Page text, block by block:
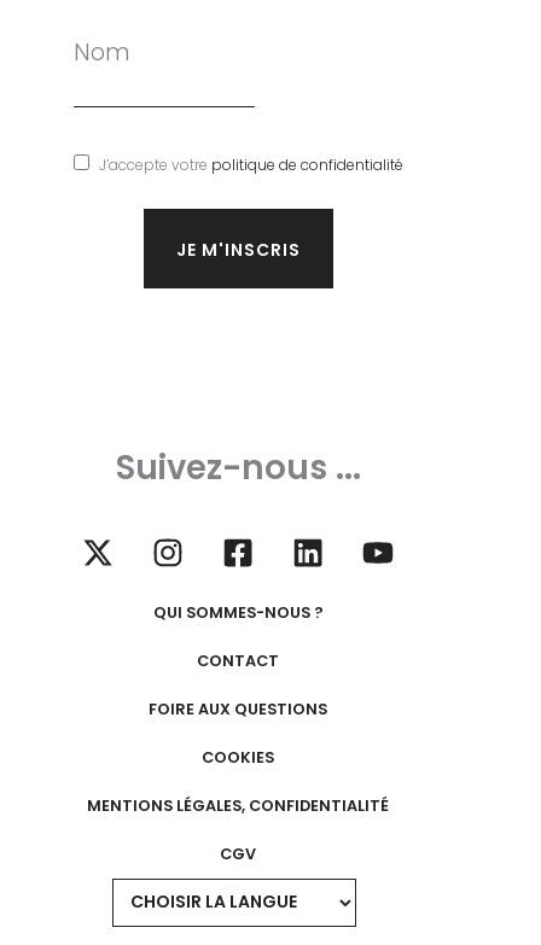
Nom
J’accepte votre politique de confidentialité
Suivez-nous ...
QUI SOMMES-NOUS ?
CONTACT
FOIRE AUX QUESTIONS
COOKIES
MENTIONS LÉGALES, CONFIDENTIALITÉ
CGV